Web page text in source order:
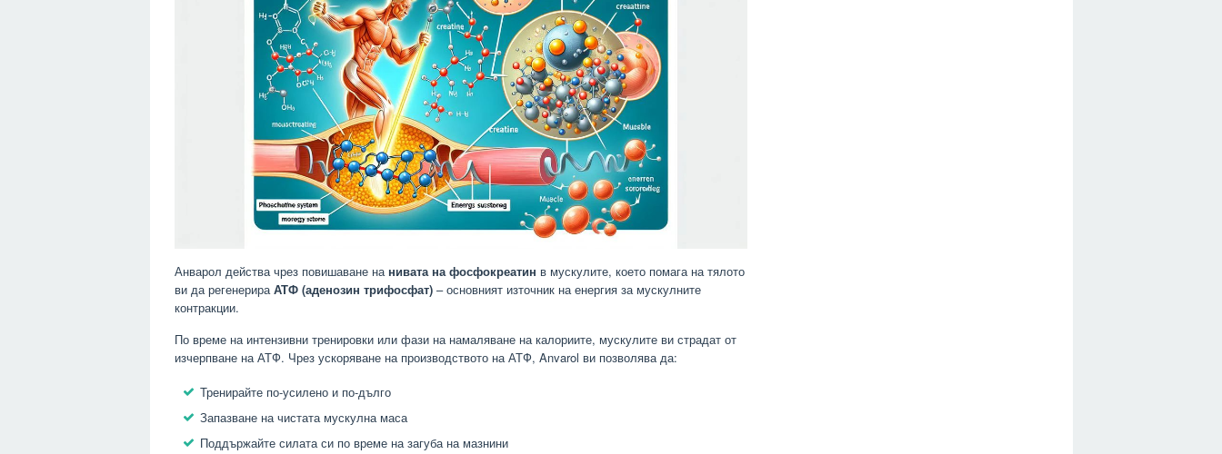
Анварол действа чрез повишаване на нивата на фосфокреатин в мускулите, което помага на тялото
ви да регенерираАТФ (аденозин трифосфат) – основният източник на енергия за мускулните
контракции.
По време на интензивни тренировки или фази на намаляване на калориите, мускулите ви страдат от
изчерпване на АТФ. Чрез ускоряване на производството на АТФ, Anvarol ви позволява да:
Тренирайте по-усилено и по-дълго
Запазване на чистата мускулна маса
Поддържайте силата си по време на загуба на мазнини